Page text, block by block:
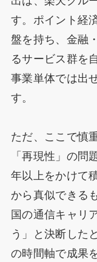
す。ポイント経
盤を持ち、金融
るサービス群を
事業単体では出
す。
ただ、ここで慎
「再現性」の問
年以上をかけて
から真似できる
国の通信キャリ
う」と決断した
の時間軸で成果